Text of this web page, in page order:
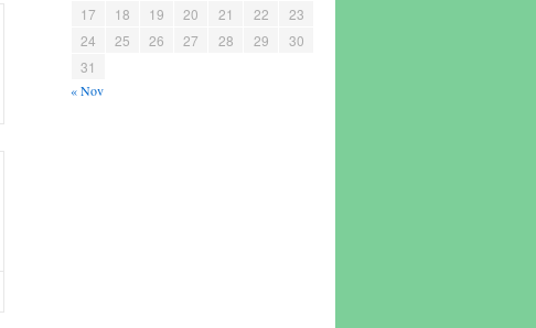
17
18 19 20 21 22
23
24
25 26 27 28 29
30
31
« Nov